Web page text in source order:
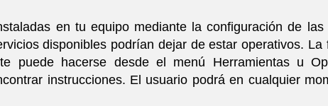
en tu equipo mediante la configuración de
disponibles podrían dejar de estar operativos.
puede hacerse desde el menú Herramientas u
instrucciones. El usuario podrá en cualquier